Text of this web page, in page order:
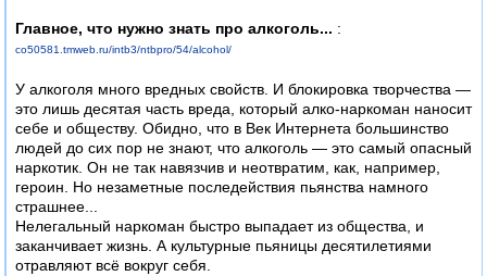
Главное, что нужно знать про алкоголь... :
co50581.tmweb .ru/intb3/ntbpro/54/alcohol/
У алкоголя много вредных свойств. И блокировка творчества —
это лишь десятая часть вреда, который алко-наркоман наносит
себе и обществу. Обидно, что в Век Интернета большинство
людей до сих пор не знают, что алкоголь — это самый опасный
наркотик. Он не так навязчив и неотвратим, как, например,
героин. Но незаметные последействия пьянства намного
страшнее...
Нелегальный наркоман быстро выпадает из общества, и
заканчивает жизнь. А культурные пьяницы десятилетиями
отравляют всё вокруг себя.